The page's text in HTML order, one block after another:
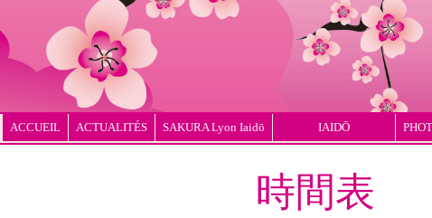
ACCUEIL ACTUALITÉS SAKURA Lyon Iaidō IAIDŌ
時間表